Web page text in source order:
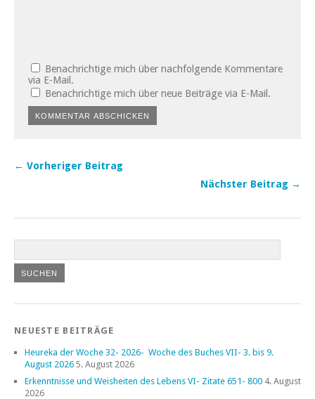
Benachrichtige mich über nachfolgende Kommentare
via E-Mail.
Benachrichtige mich über neue Beiträge via E-Mail.
← Vorheriger Beitrag
Nächster Beitrag →
NEUESTE BEITRÄGE
Heureka der Woche 32- 2026- Woche des Buches VII- 3. bis 9.
August 2026 5. August 2026
Erkenntnisse und Weisheiten des Lebens VI- Zitate 651- 800 4. August
2026